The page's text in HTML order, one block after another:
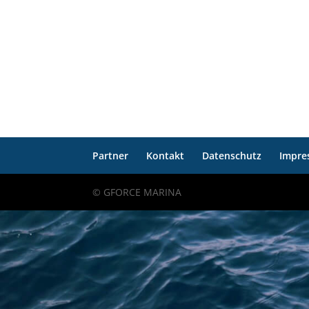
Partner Kontakt Datenschutz
© GFORCE MARINA